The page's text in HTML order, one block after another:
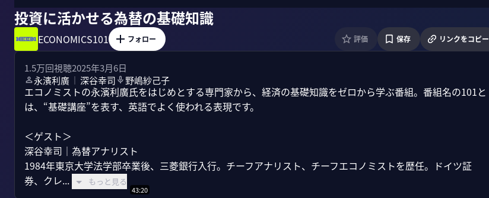
投資に活かせる為替の基礎知識
ECONOMICS101 フォロー 評価 保存 リンクをコピー
1.5万回視聴2025年3月6日
永濱利廣 ｜ 深谷幸司 野嶋紗己子
エコノミストの永濱利廣氏をはじめとする専門家から、経済の基礎知識をゼロから学ぶ番組。番組名の101と
は、“基礎講座”を表す、英語でよく使われる表現です。
＜ゲスト＞
深谷幸司｜為替アナリスト
1984年東京大学法学部卒業後、三菱銀行入行。チーフアナリスト、チーフエコノミストを歴任。ドイツ証
券、クレ...
もっと見る
43:20